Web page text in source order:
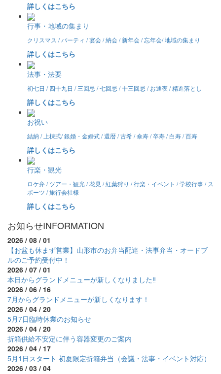
詳しくはこちら
行事・地域の集まり
クリスマス / パーティ / 宴会 / 納会 / 新年会 / 忘年会/ 地域の集まり
詳しくはこちら
法事・法要
初七日 / 四十九日 / 三回忌 / 七回忌 / 十三回忌 / お通夜 / 精進落とし
詳しくはこちら
お祝い
結納 / 上棟式/ 銀婚・金婚式 / 還暦 / 古希 / 傘寿 / 卒寿 / 白寿 / 百寿
詳しくはこちら
行楽・観光
ロケ弁 / ツアー・観光 / 花見 / 紅葉狩り / 行楽・イベント / 学校行事 / ス
ポーツ / 旅行会社様
詳しくはこちら
お知らせINFORMATION
2026 / 08 / 01
【お盆も休まず営業】山形市のお弁当配達・法事弁当・オードブ
ルのご予約受付中！
2026 / 07 / 01
本日からグランドメニューが新しくなりました‼
2026 / 06 / 16
7月からグランドメニューが新しくなります！
2026 / 04 / 20
5月7日臨時休業のお知らせ
2026 / 04 / 20
折箱供給不安定に伴う容器変更のご案内
2026 / 04 / 17
5月1日スタート 初夏限定折箱弁当（会議・法事・イベント対応）
2026 / 03 / 04